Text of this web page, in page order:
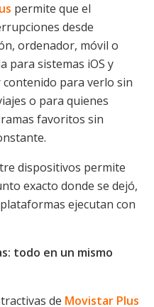
permite que el
desde
ordenador, móvil o
para sistemas iOS y
para verlo sin
o para quienes
favoritos sin
dispositivos permite
exacto donde se dejó,
ejecutan con
todo en un mismo
de Movistar Plus